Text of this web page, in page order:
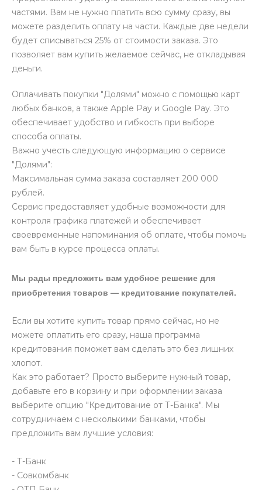
частями. Вам не нужно платить всю сумму сразу, вы
можете разделить оплату на части. Каждые две недели
будет списываться 25% от стоимости заказа. Это
позволяет вам купить желаемое сейчас, не откладывая
деньги.
Оплачивать покупки "Долями" можно с помощью карт
любых банков, а также Apple Pay и Google Pay. Это
обеспечивает удобство и гибкость при выборе
способа оплаты.
Важно учесть следующую информацию о сервисе
"Долями":
Максимальная сумма заказа составляет 200 000
рублей.
Сервис предоставляет удобные возможности для
контроля графика платежей и обеспечивает
своевременные напоминания об оплате, чтобы помочь
вам быть в курсе процесса оплаты.
Мы рады предложить вам удобное решение для
приобретения товаров — кредитование покупателей.
Если вы хотите купить товар прямо сейчас, но не
можете оплатить его сразу, наша программа
кредитования поможет вам сделать это без лишних
хлопот.
Как это работает? Просто выберите нужный товар,
добавьте его в корзину и при оформлении заказа
выберите опцию "Кредитование от Т-Банка". Мы
сотрудничаем с несколькими банками, чтобы
предложить вам лучшие условия:
- Т-Банк
- Совкомбанк